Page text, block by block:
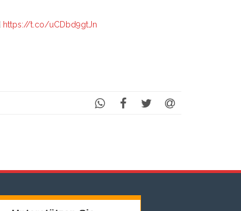
https://t.co/uCDbd9gtJn